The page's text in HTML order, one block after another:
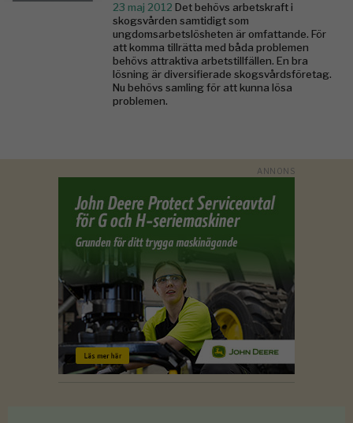
23 maj 2012 Det behövs arbetskraft i
skogsvården samtidigt som
ungdomsarbetslösheten är omfattande. För
att komma tillrätta med båda problemen
behövs attraktiva arbetstillfällen. En bra
lösning är diversifierade skogsvårdsföretag.
Nu behövs samling för att kunna lösa
problemen.